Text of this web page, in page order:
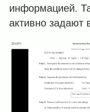
информацией.
активно задают